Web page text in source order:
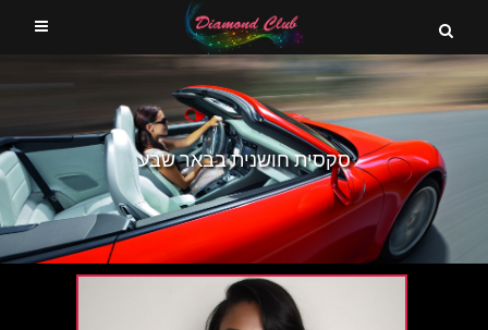
סקסית חושנית בבאר שבע